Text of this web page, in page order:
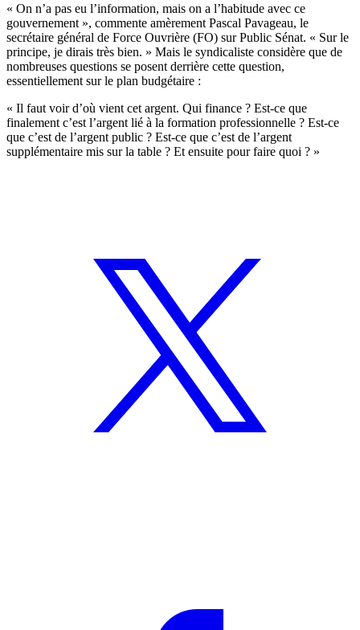
« On n’a pas eu l’information, mais on a l’habitude avec ce
gouvernement », commente amèrement Pascal Pavageau, le
secrétaire général de Force Ouvrière (FO) sur Public Sénat. « Sur le
principe, je dirais très bien. » Mais le syndicaliste considère que de
nombreuses questions se posent derrière cette question,
essentiellement sur le plan budgétaire :
« Il faut voir d’où vient cet argent. Qui finance ? Est-ce que
finalement c’est l’argent lié à la formation professionnelle ? Est-ce
que c’est de l’argent public ? Est-ce que c’est de l’argent
supplémentaire mis sur la table ? Et ensuite pour faire quoi ? »